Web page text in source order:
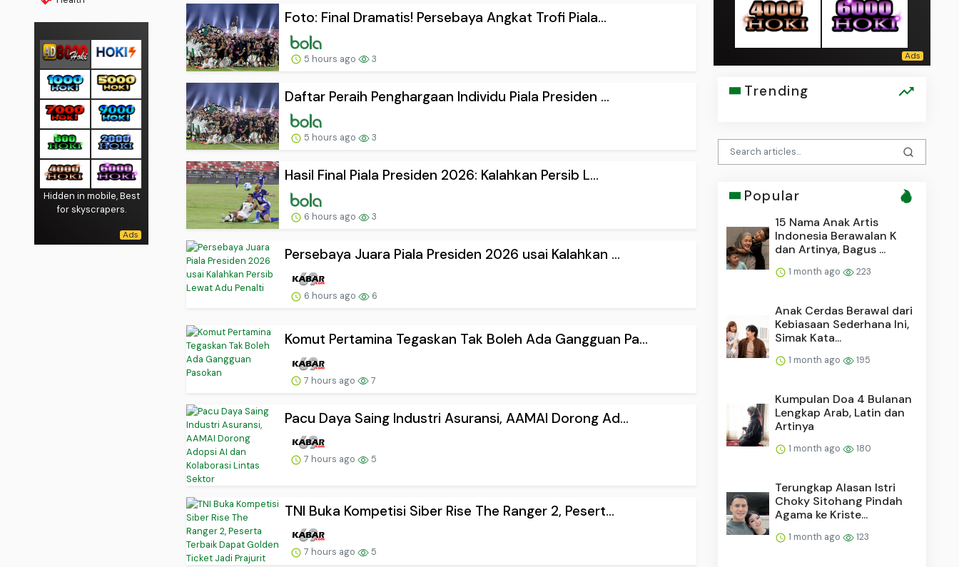
Hidden in mobile, Best
for skyscrapers.
Foto: Final Dramatis! Persebaya Angkat Trofi Piala...
5 hours ago 3
Daftar Peraih Penghargaan Individu Piala Presiden ...
5 hours ago 3
Hasil Final Piala Presiden 2026: Kalahkan Persib L...
6 hours ago 3
Persebaya Juara Piala Presiden 2026 usai Kalahkan ...
6 hours ago 6
Komut Pertamina Tegaskan Tak Boleh Ada Gangguan Pa...
7 hours ago 7
Pacu Daya Saing Industri Asuransi, AAMAI Dorong Ad...
7 hours ago 5
TNI Buka Kompetisi Siber Rise The Ranger 2, Pesert...
7 hours ago 5
Trending
Popular
15 Nama Anak Artis
Indonesia Berawalan K
dan Artinya, Bagus ...
1 month ago 223
Anak Cerdas Berawal dari
Kebiasaan Sederhana Ini,
Simak Kata...
1 month ago 195
Kumpulan Doa 4 Bulanan
Lengkap Arab, Latin dan
Artinya
1 month ago 180
Terungkap Alasan Istri
Choky Sitohang Pindah
Agama ke Kriste...
1 month ago 123